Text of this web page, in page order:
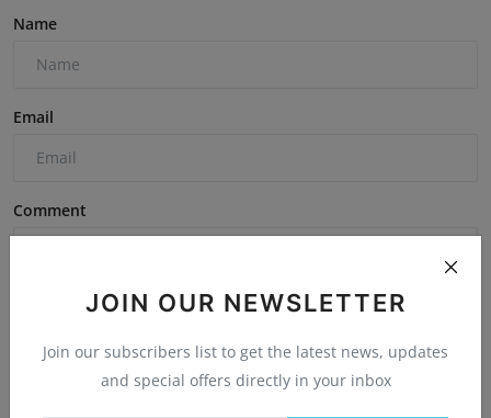
JOIN OUR NEWSLETTER
Join our subscribers list to get the latest news, updates
and special offers directly in your inbox
Name
Email
Comment